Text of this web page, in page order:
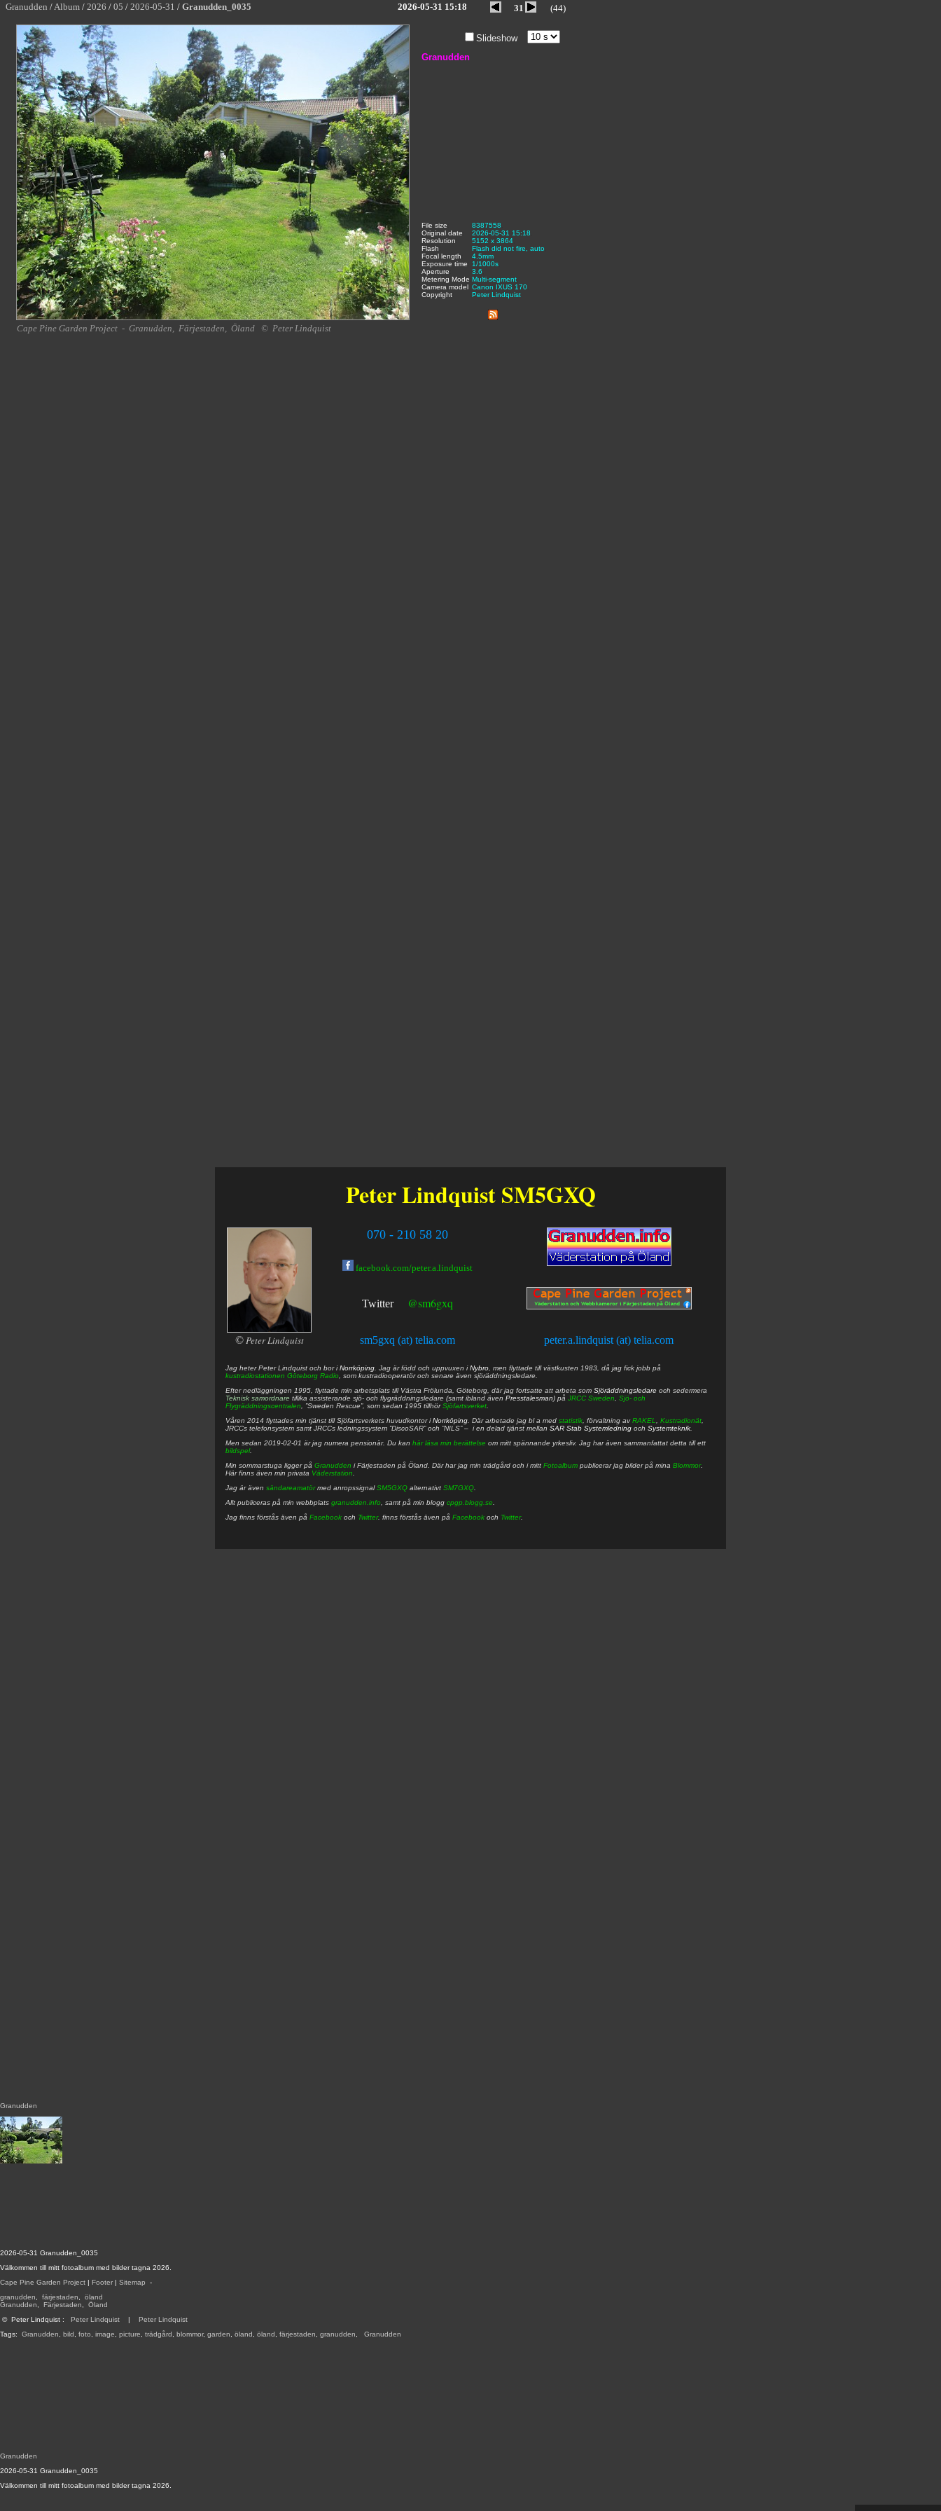
Granudden /Album / 2026 / 05 / 2026-05-31 / Granudden_0035 2026-05-31 15:18 31 (44)
Slideshow
Granudden
2026-05-31 Granudden_0035
Välkommen till mitt fotoalbum med bilder tagna 2026.
Cape Pine Garden Project | Footer | Sitemap -
granudden
färjestaden
öland
Granudden
Färjestaden
Öland
© Peter Lindquist : Peter Lindquist | Peter Lindquist
Tags: Granudden bild foto image picture trädgård blommor, garden öland öland färjestaden granudden Granudden
Granudden
File size 8387558
Original date
2026-05-31 15:18
Resolution
5152 x 3864
Flash
Flash did not fire, auto
Focal length
4.5mm
Exposure time
1/1000s
Aperture
3.6
Metering Mode Multi-segment
Camera model Canon IXUS 170
Copyright
Peter Lindquist
Granudden
2026-05-31 Granudden_0035
Välkommen till mitt fotoalbum med bilder tagna 2026.
Cape Pine Garden Project - Granudden, Färjestaden, Öland © Peter Lindquist
Peter Lindquist SM5GXQ
© Peter Lindquist
070 - 210 58 20
facebook.com/peter.a.lindquist
Twitter @sm6gxq
sm5gxq (at) telia.com peter.a.lindquist (at) telia.com
Jag heterPeter Lindquist och bor iNorrköping . Jag är född och uppvuxen iNybro , men flyttade till västkusten 1983, då jag fick jobb på
kustradiostationen Göteborg Radio , som kustradiooperatör och senare även sjöräddningsledare.
Efter nedläggningen 1995, flyttade min arbetsplats till Västra Frölunda, Göteborg, där jag fortsatte att arbeta som Sjöräddningsledare och sedermera
Teknisk samordnare tillika assisterande sjö- och flygräddningsledare (samt ibland även Presstalesman) på JRCC Sweden
Sjö- och
Flygräddningscentralen , ”Sweden Rescue”, som sedan 1995 tillhörSjöfartsverket
Våren 2014 flyttades min tjänst till Sjöfartsverkets huvudkontor iNorrköping . Där arbetade jag bl a med statistik , förvaltning avRAKEL Kustradionät
JRCCs telefonsystem samt JRCCs ledningssystem ”DiscoSAR” och ”NILS” – i en delad tjänst mellan SAR Stab Systemledning och Systemteknik
Men sedan 2019-02-01 är jag numera pensionär. Du kan här läsa min berättelse om mitt spännande yrkesliv. Jag har även sammanfattat detta till ett
bildspel.
Min sommarstuga ligger på Granudden i Färjestaden på Öland. Där har jag min trädgård och i mitt Fotoalbum publicerar jag bilder på mina Blommor.
Här finns även min privata Väderstation
Jag är även sändareamatörmed anropssignalSM5GXQ alternativt SM7GXQ
Allt publiceras på min webbplats granudden.info , samt på min blogg cpgp.blogg.se
Jag finns förstås även på Facebook och Twitter. finns förstås även på Facebook och Twitter.